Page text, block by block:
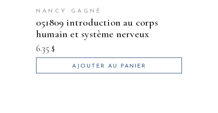
NANCY GAGNÉ
051809 introduction au corps
humain et système nerveux
6.35 $
AJOUTER AU PANIER